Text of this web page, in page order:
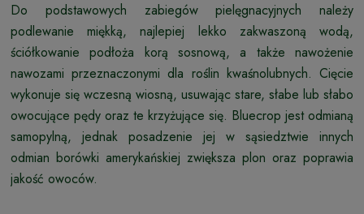
Do podstawowych zabiegów pielęgnacyjnych należy
podlewanie miękką, najlepiej lekko zakwaszoną wodą,
ściółkowanie podłoża korą sosnową, a także nawożenie
nawozami przeznaczonymi dla roślin kwaśnolubnych. Cięcie
wykonuje się wczesną wiosną, usuwając stare, słabe lub słabo
owocujące pędy oraz te krzyżujące się. Bluecrop jest odmianą
samopylną, jednak posadzenie jej w sąsiedztwie innych
odmian borówki amerykańskiej zwiększa plon oraz poprawia
jakość owoców.